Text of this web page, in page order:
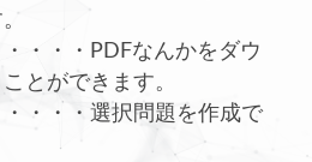
・・・PDFなんかをダウ
とができます。
・・・選択問題を作成で